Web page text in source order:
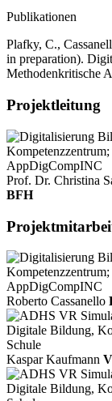
Publikationen
Plafky, C.,
in preparation).
Methodenkritische
Projektleitung
Prof. Dr. Christina
BFH
Roberto Cassanello
Kaspar Kaufmann